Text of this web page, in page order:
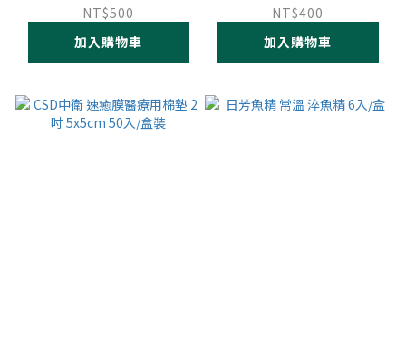
NT$500
加入購物車
NT$400
加入購物車